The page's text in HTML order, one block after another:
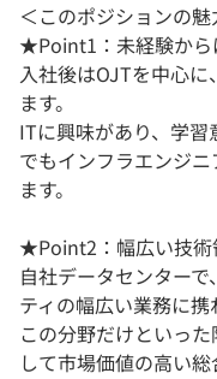
＜このポジションの魅
★Point1：未経験から
入社後はOJTを中心
ます。
ITに興味があり、学
でもインフラエンジ
ます。
★Point2：幅広い技術
自社データセンター
ティの幅広い業務に携
この分野だけといっ
して市場価値の高い総